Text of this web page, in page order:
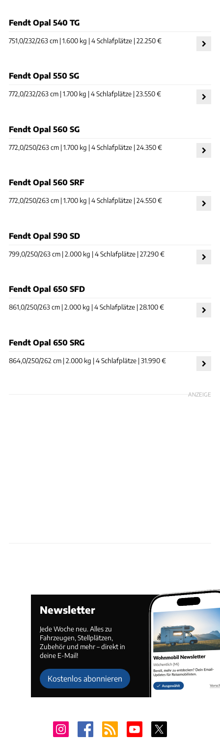
Fendt Opal 540 TG
751,0/232/263 cm | 1.600 kg | 4 Schlafplätze | 22.250 €
Fendt Opal 550 SG
772,0/232/263 cm | 1.700 kg | 4 Schlafplätze | 23.550 €
Fendt Opal 560 SG
772,0/250/263 cm | 1.700 kg | 4 Schlafplätze | 24.350 €
Fendt Opal 560 SRF
772,0/250/263 cm | 1.700 kg | 4 Schlafplätze | 24.550 €
Fendt Opal 590 SD
799,0/250/263 cm | 2.000 kg | 4 Schlafplätze | 27.290 €
Fendt Opal 650 SFD
861,0/250/263 cm | 2.000 kg | 4 Schlafplätze | 28.100 €
Fendt Opal 650 SRG
864,0/250/262 cm | 2.000 kg | 4 Schlafplätze | 31.990 €
ANZEIGE
Newsletter
Jede Woche neu. Alles zu
Fahrzeugen, Stellplätzen,
Zubehör und mehr – direkt in
deine E-Mail!
Kostenlos abonnieren